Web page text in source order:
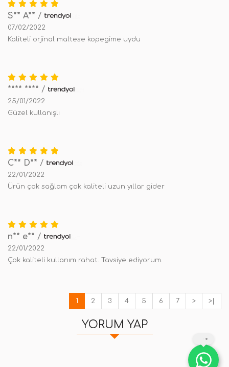
S** A** /
07/02/2022
Kaliteli orjinal maltese kopegime uydu
**** **** /
25/01/2022
Güzel kullanışlı
C** D** /
22/01/2022
Ürün çok sağlam çok kaliteli uzun yıllar gider
n** e** /
22/01/2022
Çok kaliteli kullanım rahat. Tavsiye ediyorum.
1 2 3 4 5 6 7 > >|
YORUM YAP